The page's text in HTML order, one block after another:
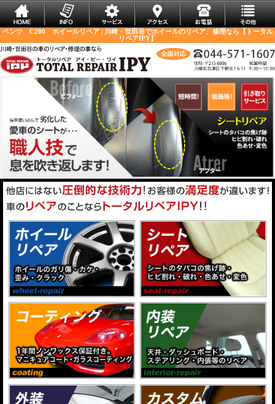
ベンツ C200 ホイールリペア | 川崎・世田谷でホイールのリペア、修理なら【トータル
リペアIPY】